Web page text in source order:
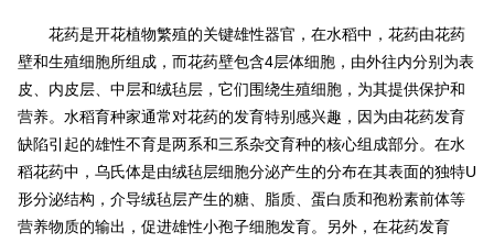
花药是开花植物繁殖的关键雄性器官，在水稻中，花药由花药
壁和生殖细胞所组成，而花药壁包含4层体细胞，由外往内分别为表
皮、内皮层、中层和绒毡层，它们围绕生殖细胞，为其提供保护和
营养。水稻育种家通常对花药的发育特别感兴趣，因为由花药发育
缺陷引起的雄性不育是两系和三系杂交育种的核心组成部分。在水
稻花药中，乌氏体是由绒毡层细胞分泌产生的分布在其表面的独特U
形分泌结构，介导绒毡层产生的糖、脂质、蛋白质和孢粉素前体等
营养物质的输出，促进雄性小孢子细胞发育。另外，在花药发育